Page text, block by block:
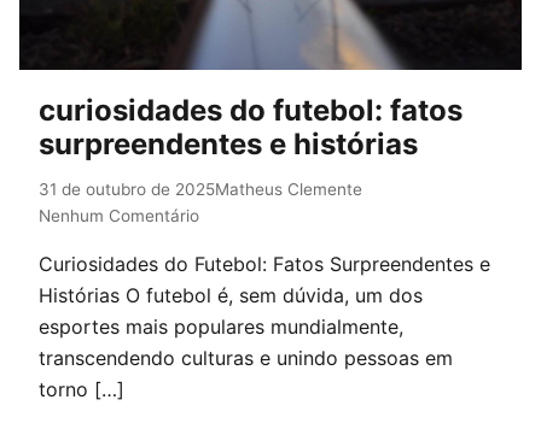
curiosidades do futebol: fatos
surpreendentes e histórias
31 de outubro de 2025Matheus Clemente
Nenhum Comentário
Curiosidades do Futebol: Fatos Surpreendentes e
Histórias O futebol é, sem dúvida, um dos
esportes mais populares mundialmente,
transcendendo culturas e unindo pessoas em
torno […]